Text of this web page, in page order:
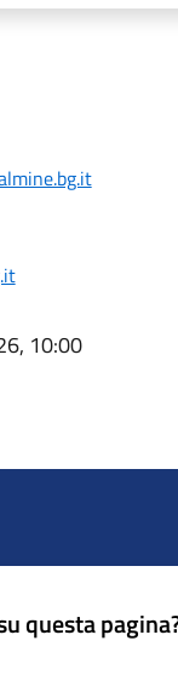
10:00
questa